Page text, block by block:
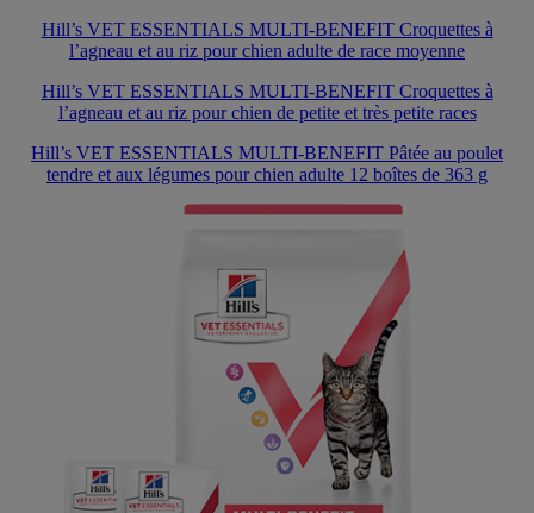
Hill’s VET ESSENTIALS MULTI-BENEFIT Croquettes à
l’agneau et au riz pour chien adulte de race moyenne
Hill’s VET ESSENTIALS MULTI-BENEFIT Croquettes à
l’agneau et au riz pour chien de petite et très petite races
Hill’s VET ESSENTIALS MULTI-BENEFIT Pâtée au poulet
tendre et aux légumes pour chien adulte 12 boîtes de 363 g